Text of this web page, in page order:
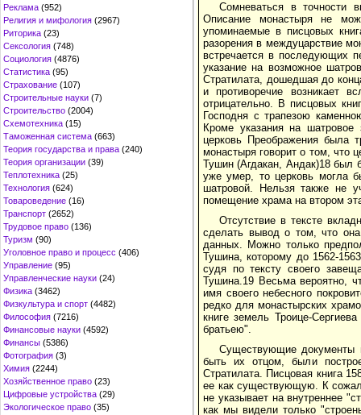
Реклама (952)
Религия и мифология (2967)
Риторика (23)
Сексология (748)
Социология (4876)
Статистика (95)
Страхование (107)
Строительные науки (7)
Строительство (2004)
Схемотехника (15)
Таможенная система (663)
Теория государства и права (240)
Теория организации (39)
Теплотехника (25)
Технология (624)
Товароведение (16)
Транспорт (2652)
Трудовое право (136)
Туризм (90)
Уголовное право и процесс (406)
Управление (95)
Управленческие науки (24)
Физика (3462)
Физкультура и спорт (4482)
Философия (7216)
Финансовые науки (4592)
Финансы (5386)
Фотография (3)
Химия (2244)
Хозяйственное право (23)
Цифровые устройства (29)
Экологическое право (35)
Сомневаться в точности
Описание монастыря не
упоминаемые в писцовых
разорения в междуцарствие
встречается в последующих
указание на возможное
Стратилата, дошедшая до
и противоречие возникает
отрицательно. В писцовых
Господня с трапезою
Кроме указания на шатровое
церковь Преображения была
монастыря говорит о том, что
Тушин (Агдакан, Андак)18 был
уже умер, то церковь могла
шатровой. Нельзя также не
помещение храма на втором
Отсутствие в тексте
сделать вывод о том, что
данных. Можно только
Тушина, которому до 1562-
судя по тексту своего
Тушина.19 Весьма вероятно,
имя своего небесного
редко для монастырских
книге земель Троице-
братьею".
Существующие документы
быть их отцом, были
Стратилата. Писцовая книга
ее как существующую. К
не указывает на внутреннее
как мы видели только